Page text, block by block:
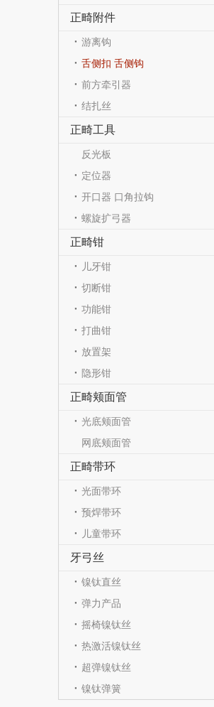
正畸附件
游离钩
舌侧扣 舌侧钩
前方牵引器
结扎丝
正畸工具
反光板
定位器
开口器 口角拉钩
螺旋扩弓器
正畸钳
儿牙钳
切断钳
功能钳
打曲钳
放置架
隐形钳
正畸颊面管
光底颊面管
网底颊面管
正畸带环
光面带环
预焊带环
儿童带环
牙弓丝
镍钛直丝
弹力产品
摇椅镍钛丝
热激活镍钛丝
超弹镍钛丝
镍钛弹簧